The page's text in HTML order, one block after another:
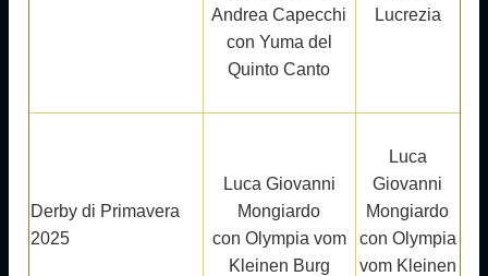
Andrea Capecchi
con Yuma del
Quinto Canto
Lucrezia
Derby di Primavera
2025
Luca Giovanni
Mongiardo
con Olympia vom
Kleinen Burg
Luca
Giovanni
Mongiardo
con Olympia
vom Kleinen